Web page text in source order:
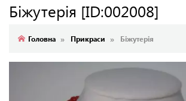
Біжутерія [ID:002008]
Головна Прикраси Біжутерія